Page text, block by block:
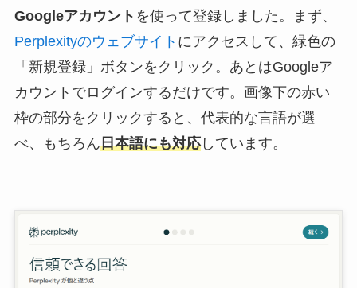
Googleアカウント を使って登録しました。まず、
Perplexityのウェブサイト にアクセスして、緑色の
「新規登録」ボタンをクリック。あとはGoogleア
カウントでログインするだけです。画像下の赤い
枠の部分をクリックすると、代表的な言語が選
べ、もちろん日本語にも対応しています。